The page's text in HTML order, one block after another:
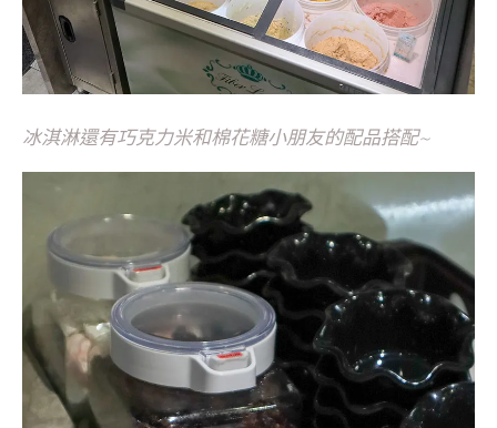
冰淇淋還有巧克力米和棉花糖小朋友的配品搭配~